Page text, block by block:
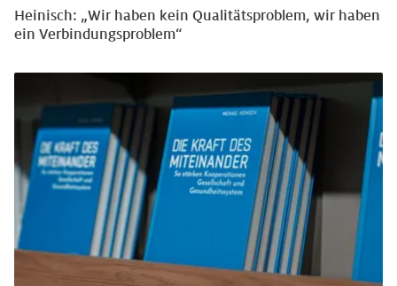
Heinisch: „Wir haben kein Qualitätsproblem, wir haben
ein Verbindungsproblem“